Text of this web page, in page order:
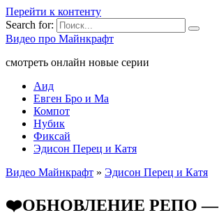
Перейти к контенту
Search for:
Видео про Майнкрафт
смотреть онлайн новые серии
Аид
Евген Бро и Ма
Компот
Нубик
Фиксай
Эдисон Перец и Катя
Видео Майнкрафт » Эдисон Перец и Катя
❤️ОБНОВЛЕНИЕ РЕПО —